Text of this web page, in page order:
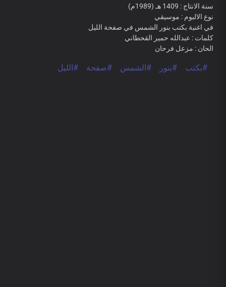
سنة الانتاج : 1409 هـ (1989م)
نوع الالبوم : موسيقي
في اغنية بكتب بنور الشمس في صفحة الليل
كلمات : عبدالله حمير القحطاني
الحان : مزعل فرحان
#بكتب #بنور #الشمس #صفحة #الليل